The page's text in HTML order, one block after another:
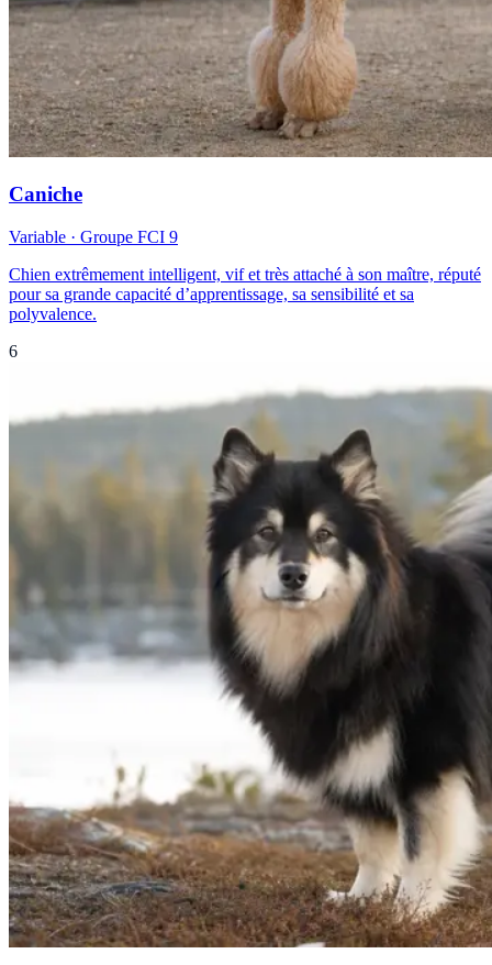
Caniche
Variable · Groupe FCI 9
Chien extrêmement intelligent, vif et très attaché à son maître, réputé
pour sa grande capacité d’apprentissage, sa sensibilité et sa
polyvalence.
6